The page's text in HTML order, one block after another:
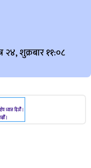
२४, शुक्रबार ११:०८